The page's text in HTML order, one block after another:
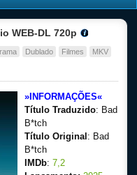
WEB-DL 720p
Dublado Filmes
MKV
»INFORMAÇÕES«
Título Traduzido: Bad
B*tch
Título Original : Bad
B*tch
IMDb: 7,2